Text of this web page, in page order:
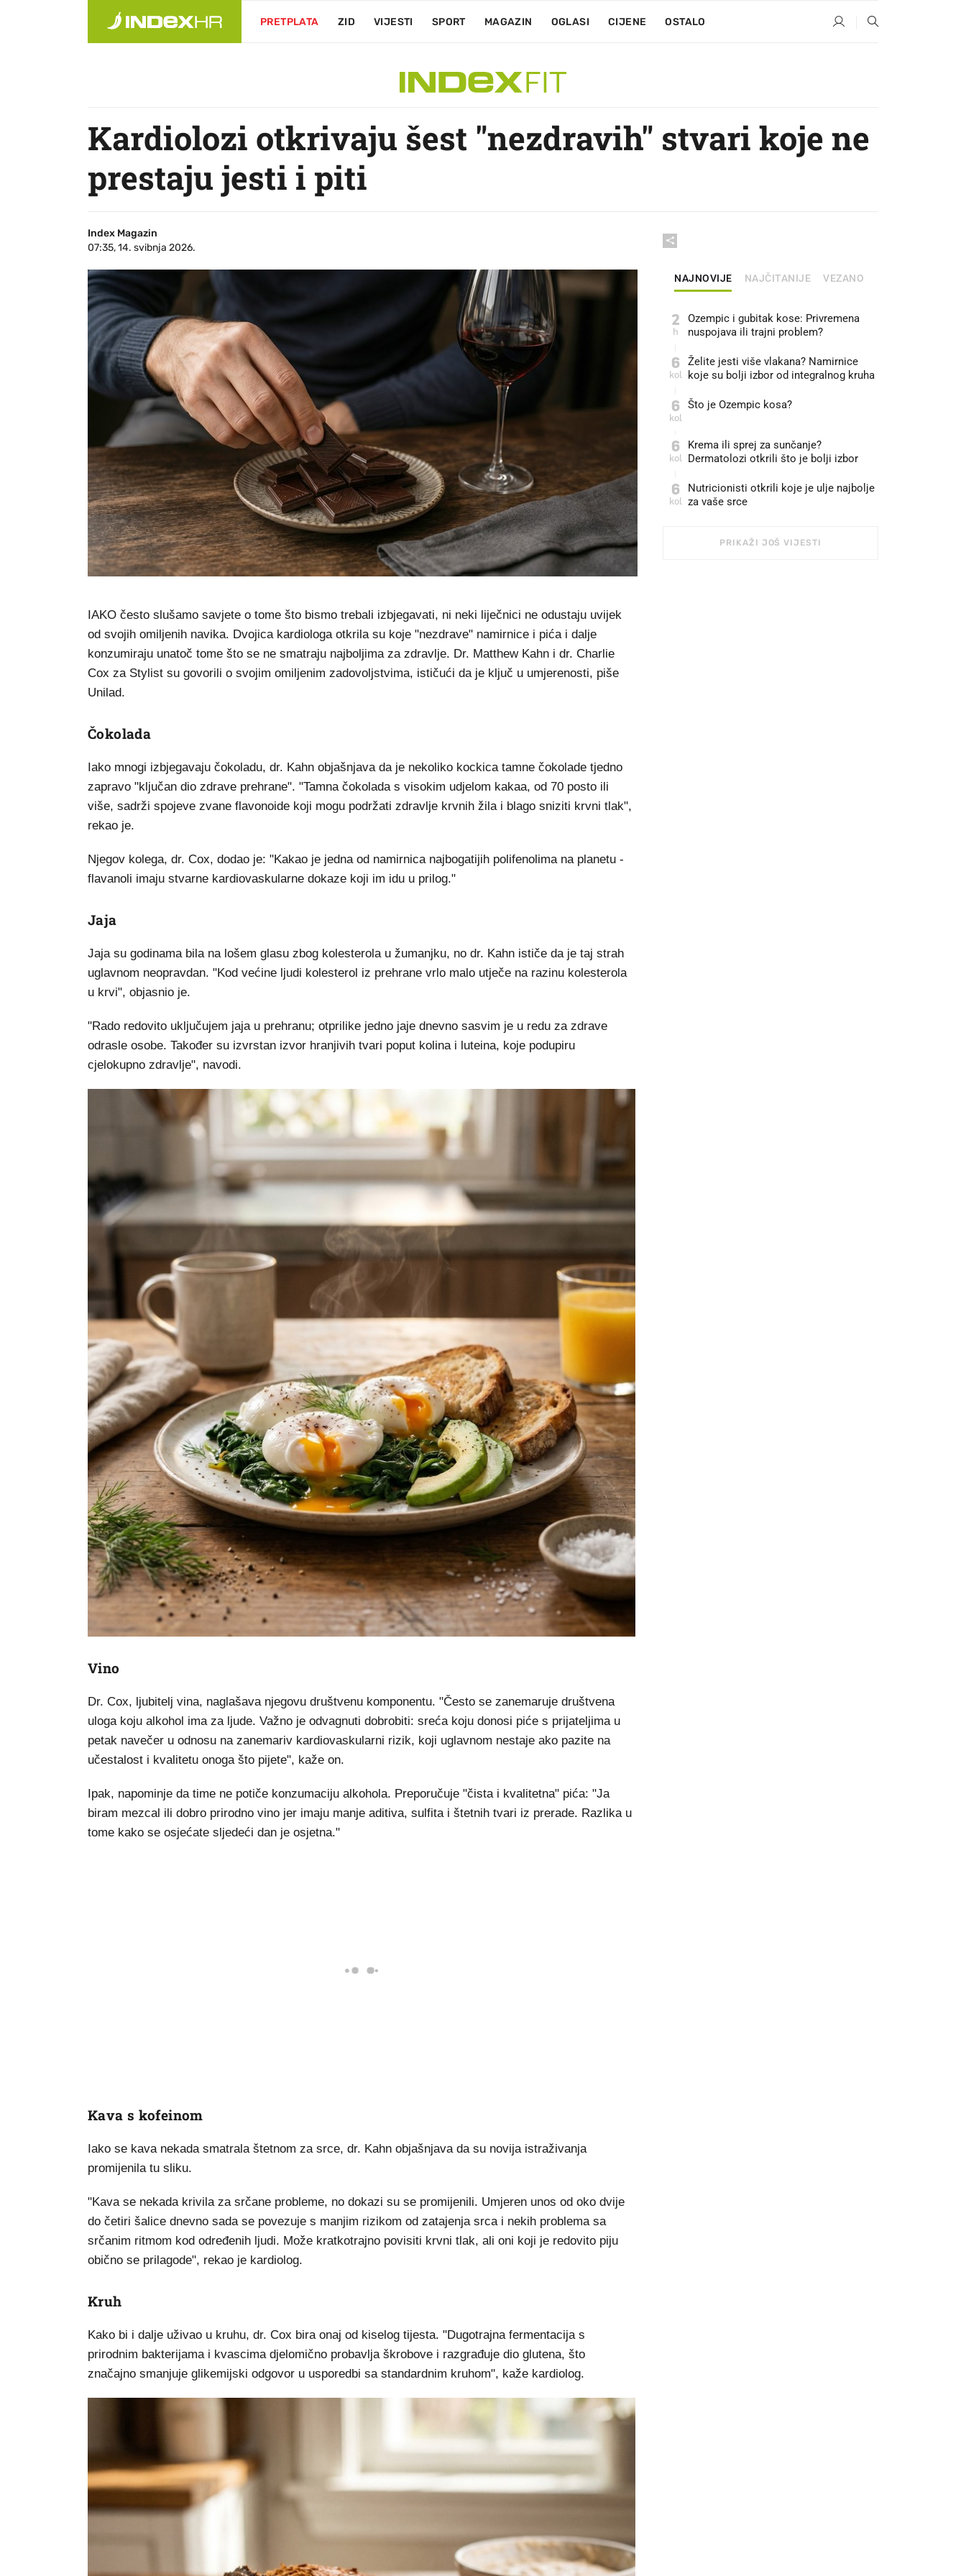
PRETPLATA ZID VIJESTI SPORT MAGAZIN OGLASI CIJENE OSTALO
Kardiolozi otkrivaju šest "nezdravih" stvari koje ne
prestaju jesti i piti
Index Magazin
07:35, 14. svibnja 2026.
IAKO često slušamo savjete o tome što bismo trebali izbjegavati, ni neki liječnici ne odustaju uvijek
od svojih omiljenih navika. Dvojica kardiologa otkrila su koje "nezdrave" namirnice i pića i dalje
konzumiraju unatoč tome što se ne smatraju najboljima za zdravlje. Dr. Matthew Kahn i dr. Charlie
Cox za Stylist su govorili o svojim omiljenim zadovoljstvima, ističući da je ključ u umjerenosti, piše
Unilad.
Čokolada
Iako mnogi izbjegavaju čokoladu, dr. Kahn objašnjava da je nekoliko kockica tamne čokolade tjedno
zapravo "ključan dio zdrave prehrane". "Tamna čokolada s visokim udjelom kakaa, od 70 posto ili
više, sadrži spojeve zvane flavonoide koji mogu podržati zdravlje krvnih žila i blago sniziti krvni tlak",
rekao je.
Njegov kolega, dr. Cox, dodao je: "Kakao je jedna od namirnica najbogatijih polifenolima na planetu -
flavanoli imaju stvarne kardiovaskularne dokaze koji im idu u prilog."
Jaja
Jaja su godinama bila na lošem glasu zbog kolesterola u žumanjku, no dr. Kahn ističe da je taj strah
uglavnom neopravdan. "Kod većine ljudi kolesterol iz prehrane vrlo malo utječe na razinu kolesterola
u krvi", objasnio je.
"Rado redovito uključujem jaja u prehranu; otprilike jedno jaje dnevno sasvim je u redu za zdrave
odrasle osobe. Također su izvrstan izvor hranjivih tvari poput kolina i luteina, koje podupiru
cjelokupno zdravlje", navodi.
Vino
Dr. Cox, ljubitelj vina, naglašava njegovu društvenu komponentu. "Često se zanemaruje društvena
uloga koju alkohol ima za ljude. Važno je odvagnuti dobrobiti: sreća koju donosi piće s prijateljima u
petak navečer u odnosu na zanemariv kardiovaskularni rizik, koji uglavnom nestaje ako pazite na
učestalost i kvalitetu onoga što pijete", kaže on.
Ipak, napominje da time ne potiče konzumaciju alkohola. Preporučuje "čista i kvalitetna" pića: "Ja
biram mezcal ili dobro prirodno vino jer imaju manje aditiva, sulfita i štetnih tvari iz prerade. Razlika u
tome kako se osjećate sljedeći dan je osjetna."
Kava s kofeinom
Iako se kava nekada smatrala štetnom za srce, dr. Kahn objašnjava da su novija istraživanja
promijenila tu sliku.
"Kava se nekada krivila za srčane probleme, no dokazi su se promijenili. Umjeren unos od oko dvije
do četiri šalice dnevno sada se povezuje s manjim rizikom od zatajenja srca i nekih problema sa
srčanim ritmom kod određenih ljudi. Može kratkotrajno povisiti krvni tlak, ali oni koji je redovito piju
obično se prilagode", rekao je kardiolog.
Kruh
Kako bi i dalje uživao u kruhu, dr. Cox bira onaj od kiselog tijesta. "Dugotrajna fermentacija s
prirodnim bakterijama i kvascima djelomično probavlja škrobove i razgrađuje dio glutena, što
značajno smanjuje glikemijski odgovor u usporedbi sa standardnim kruhom", kaže kardiolog.
NAJNOVIJE NAJČITANIJE VEZANO
2
h
Ozempic i gubitak kose: Privremena
nuspojava ili trajni problem?
6
kol
Želite jesti više vlakana? Namirnice
koje su bolji izbor od integralnog kruha
6
kol
Što je Ozempic kosa?
6
kol
Krema ili sprej za sunčanje?
Dermatolozi otkrili što je bolji izbor
6
kol
Nutricionisti otkrili koje je ulje najbolje
za vaše srce
PRIKAŽI JOŠ VIJESTI